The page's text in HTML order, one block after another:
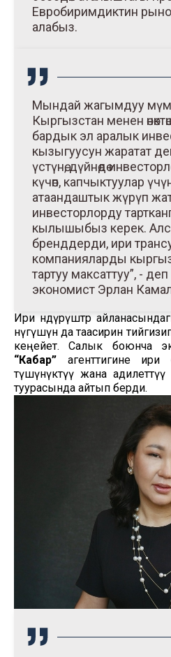
Евробиримдиктин
алабыз.
Мындай жагымдуу
Кыргызстан менен
бардык эл аралык
кызыгуусун жаратат
үстүнө, дүйнөдө
күчөп, капчыктуулар
атаандаштык жүрүп
инвесторлорду
кылышыбыз керек.
бренддерди, ири
компанияларды
тартуу максаттуу”, -
экономист Эрлан
Ири өндүрүштөр
өнүгүшүнө да таасирин
кеңейет. Салык боюнча
“Кабар” агенттигине ири
түшүнүктүү жана
туурасында айтып берди.